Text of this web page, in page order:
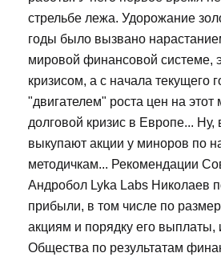
стрельбе лежа. Удорожание
годы было вызвано
мировой финансовой системе,
кризисом, а с начала текущего
"двигателем" роста цен на этот
долговой кризис в Европе... Ну,
выкупают акции у миноров по
методичкам... Рекомендации
Андробол Lyka Labs Николаев
прибыли, в том числе по
акциям и порядку его выплаты,
Общества по результатам